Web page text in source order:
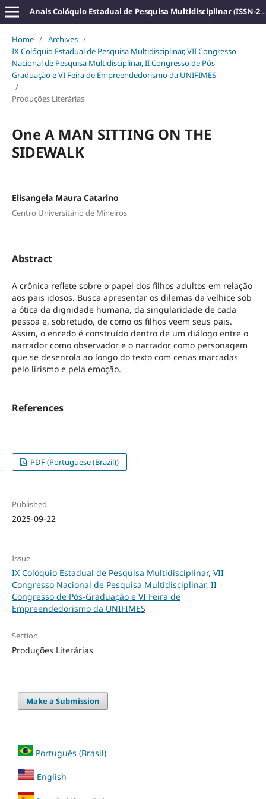
Anais Colóquio Estadual de Pesquisa Multidisciplinar (ISSN-2527-2500)
Home / Archives /
IX Colóquio Estadual de Pesquisa Multidisciplinar, VII Congresso
Nacional de Pesquisa Multidisciplinar, II Congresso de Pós-
Graduação e VI Feira de Empreendedorismo da UNIFIMES
/
Produções Literárias
One A MAN SITTING ON THE
SIDEWALK
Elisangela Maura Catarino
Centro Universitário de Mineiros
Abstract
A crônica reflete sobre o papel dos filhos adultos em relação
aos pais idosos. Busca apresentar os dilemas da velhice sob
a ótica da dignidade humana, da singularidade de cada
pessoa e, sobretudo, de como os filhos veem seus pais.
Assim, o enredo é construído dentro de um diálogo entre o
narrador como observador e o narrador como personagem
que se desenrola ao longo do texto com cenas marcadas
pelo lirismo e pela emoção.
References
PDF (Portuguese (Brazil))
Published
2025-09-22
Issue
IX Colóquio Estadual de Pesquisa Multidisciplinar, VII
Congresso Nacional de Pesquisa Multidisciplinar, II
Congresso de Pós-Graduação e VI Feira de
Empreendedorismo da UNIFIMES
Section
Produções Literárias
Make a Submission
Português (Brasil)
English